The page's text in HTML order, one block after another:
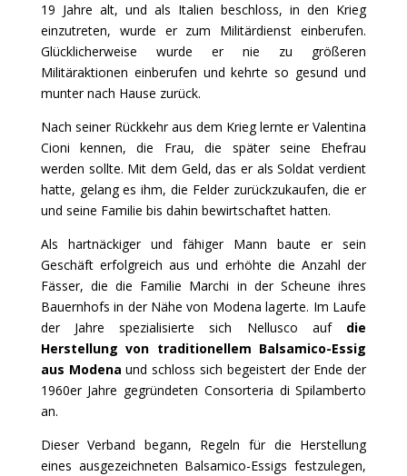
19 Jahre alt, und als Italien beschloss, in den Krieg
einzutreten, wurde er zum Militärdienst einberufen.
Glücklicherweise wurde er nie zu größeren
Militäraktionen einberufen und kehrte so gesund und
munter nach Hause zurück.
Nach seiner Rückkehr aus dem Krieg lernte er Valentina
Cioni kennen, die Frau, die später seine Ehefrau
werden sollte. Mit dem Geld, das er als Soldat verdient
hatte, gelang es ihm, die Felder zurückzukaufen, die er
und seine Familie bis dahin bewirtschaftet hatten.
Als hartnäckiger und fähiger Mann baute er sein
Geschäft erfolgreich aus und erhöhte die Anzahl der
Fässer, die die Familie Marchi in der Scheune ihres
Bauernhofs in der Nähe von Modena lagerte. Im Laufe
der Jahre spezialisierte sich Nellusco auf die
Herstellung von traditionellem Balsamico-Essig
aus Modena und schloss sich begeistert der Ende der
1960er Jahre gegründeten Consorteria di Spilamberto
an.
Dieser Verband begann, Regeln für die Herstellung
eines ausgezeichneten Balsamico-Essigs festzulegen,